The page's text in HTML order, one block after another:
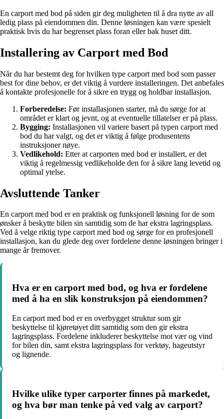
En carport med bod på siden gir deg muligheten til å dra nytte av all
ledig plass på eiendommen din. Denne løsningen kan være spesielt
praktisk hvis du har begrenset plass foran eller bak huset ditt.
Installering av Carport med Bod
Når du har bestemt deg for hvilken type carport med bod som passer
best for dine behov, er det viktig å vurdere installeringen. Det anbefales
å kontakte profesjonelle for å sikre en trygg og holdbar installasjon.
Forberedelse: Før installasjonen starter, må du sørge for at
området er klart og jevnt, og at eventuelle tillatelser er på plass.
Bygging: Installasjonen vil variere basert på typen carport med
bod du har valgt, og det er viktig å følge produsentens
instruksjoner nøye.
Vedlikehold: Etter at carporten med bod er installert, er det
viktig å regelmessig vedlikeholde den for å sikre lang levetid og
optimal ytelse.
Avsluttende Tanker
En carport med bod er en praktisk og funksjonell løsning for de som
ønsker å beskytte bilen sin samtidig som de har ekstra lagringsplass.
Ved å velge riktig type carport med bod og sørge for en profesjonell
installasjon, kan du glede deg over fordelene denne løsningen bringer i
mange år fremover.
Hva er en carport med bod, og hva er fordelene
med å ha en slik konstruksjon på eiendommen?
En carport med bod er en overbygget struktur som gir
beskyttelse til kjøretøyet ditt samtidig som den gir ekstra
lagringsplass. Fordelene inkluderer beskyttelse mot vær og vind
for bilen din, samt ekstra lagringsplass for verktøy, hageutstyr
og lignende.
Hvilke ulike typer carporter finnes på markedet,
og hva bør man tenke på ved valg av carport?